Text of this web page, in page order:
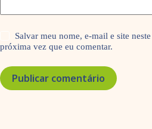
Salvar meu nome, e-mail e site
próxima vez que eu comentar.
Publicar comentário